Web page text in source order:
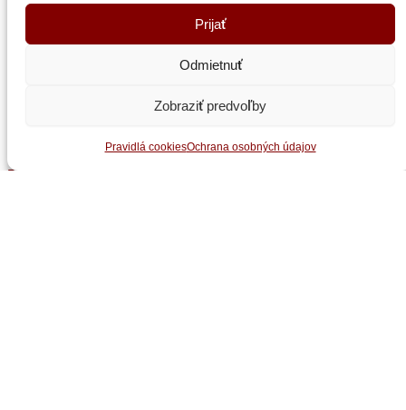
Prijať
Odmietnuť
Zobraziť predvoľby
Pravidlá cookiesOchrana osobných údajov
Stavokov. Všetky práva vyhradené.
Pravidlá cookies